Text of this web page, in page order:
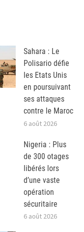
Sahara : Le
Polisario défie
les Etats Unis
en poursuivant
ses attaques
contre le Maroc
6 août 2026
Nigeria : Plus
de 300 otages
libérés lors
d’une vaste
opération
sécuritaire
6 août 2026